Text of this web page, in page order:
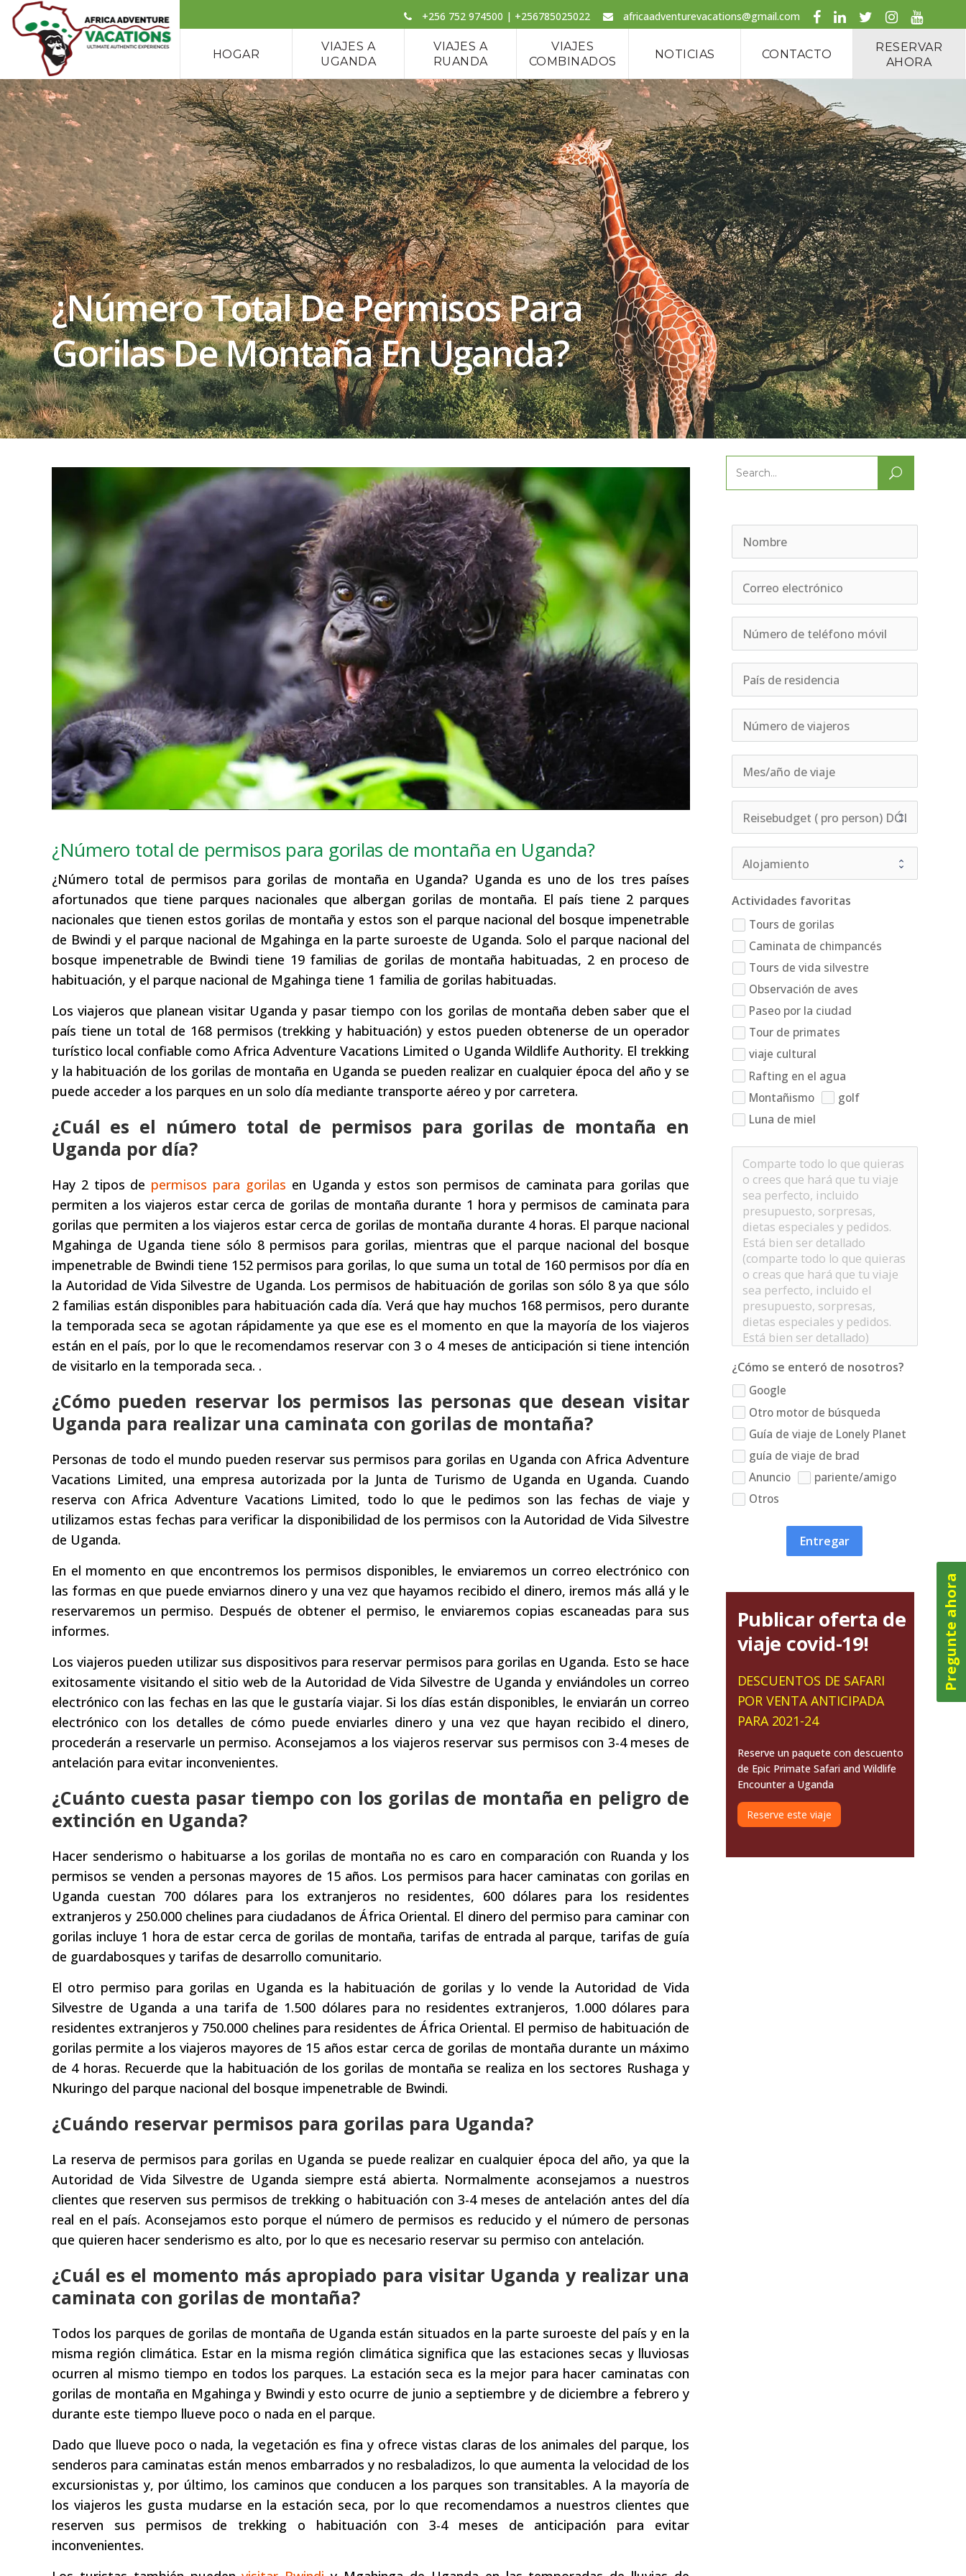
+256 752 974500 | +256785025022 africaadventurevacations@gmail.com
HOGAR
VIAJES A
UGANDA
VIAJES A
RUANDA
VIAJES
COMBINADOS
NOTICIAS CONTACTO
RESERVAR
AHORA
¿Número Total De Permisos Para
Gorilas De Montaña En Uganda?
¿Número total de permisos para gorilas de montaña en Uganda?
¿Número total de permisos para gorilas de montaña en Uganda? Uganda es uno de los tres países
afortunados que tiene parques nacionales que albergan gorilas de montaña. El país tiene 2 parques
nacionales que tienen estos gorilas de montaña y estos son el parque nacional del bosque impenetrable
de Bwindi y el parque nacional de Mgahinga en la parte suroeste de Uganda. Solo el parque nacional del
bosque impenetrable de Bwindi tiene 19 familias de gorilas de montaña habituadas, 2 en proceso de
habituación, y el parque nacional de Mgahinga tiene 1 familia de gorilas habituadas.
Los viajeros que planean visitar Uganda y pasar tiempo con los gorilas de montaña deben saber que el
país tiene un total de 168 permisos (trekking y habituación) y estos pueden obtenerse de un operador
turístico local confiable como Africa Adventure Vacations Limited o Uganda Wildlife Authority. El trekking
y la habituación de los gorilas de montaña en Uganda se pueden realizar en cualquier época del año y se
puede acceder a los parques en un solo día mediante transporte aéreo y por carretera.
¿Cuál es el número total de permisos para gorilas de montaña en
Uganda por día?
Hay 2 tipos de permisos para gorilas en Uganda y estos son permisos de caminata para gorilas que
permiten a los viajeros estar cerca de gorilas de montaña durante 1 hora y permisos de caminata para
gorilas que permiten a los viajeros estar cerca de gorilas de montaña durante 4 horas. El parque nacional
Mgahinga de Uganda tiene sólo 8 permisos para gorilas, mientras que el parque nacional del bosque
impenetrable de Bwindi tiene 152 permisos para gorilas, lo que suma un total de 160 permisos por día en
la Autoridad de Vida Silvestre de Uganda. Los permisos de habituación de gorilas son sólo 8 ya que sólo
2 familias están disponibles para habituación cada día. Verá que hay muchos 168 permisos, pero durante
la temporada seca se agotan rápidamente ya que ese es el momento en que la mayoría de los viajeros
están en el país, por lo que le recomendamos reservar con 3 o 4 meses de anticipación si tiene intención
de visitarlo en la temporada seca. .
¿Cómo pueden reservar los permisos las personas que desean visitar
Uganda para realizar una caminata con gorilas de montaña?
Personas de todo el mundo pueden reservar sus permisos para gorilas en Uganda con Africa Adventure
Vacations Limited, una empresa autorizada por la Junta de Turismo de Uganda en Uganda. Cuando
reserva con Africa Adventure Vacations Limited, todo lo que le pedimos son las fechas de viaje y
utilizamos estas fechas para verificar la disponibilidad de los permisos con la Autoridad de Vida Silvestre
de Uganda.
En el momento en que encontremos los permisos disponibles, le enviaremos un correo electrónico con
las formas en que puede enviarnos dinero y una vez que hayamos recibido el dinero, iremos más allá y le
reservaremos un permiso. Después de obtener el permiso, le enviaremos copias escaneadas para sus
informes.
Los viajeros pueden utilizar sus dispositivos para reservar permisos para gorilas en Uganda. Esto se hace
exitosamente visitando el sitio web de la Autoridad de Vida Silvestre de Uganda y enviándoles un correo
electrónico con las fechas en las que le gustaría viajar. Si los días están disponibles, le enviarán un correo
electrónico con los detalles de cómo puede enviarles dinero y una vez que hayan recibido el dinero,
procederán a reservarle un permiso. Aconsejamos a los viajeros reservar sus permisos con 3-4 meses de
antelación para evitar inconvenientes.
¿Cuánto cuesta pasar tiempo con los gorilas de montaña en peligro de
extinción en Uganda?
Hacer senderismo o habituarse a los gorilas de montaña no es caro en comparación con Ruanda y los
permisos se venden a personas mayores de 15 años. Los permisos para hacer caminatas con gorilas en
Uganda cuestan 700 dólares para los extranjeros no residentes, 600 dólares para los residentes
extranjeros y 250.000 chelines para ciudadanos de África Oriental. El dinero del permiso para caminar con
gorilas incluye 1 hora de estar cerca de gorilas de montaña, tarifas de entrada al parque, tarifas de guía
de guardabosques y tarifas de desarrollo comunitario.
El otro permiso para gorilas en Uganda es la habituación de gorilas y lo vende la Autoridad de Vida
Silvestre de Uganda a una tarifa de 1.500 dólares para no residentes extranjeros, 1.000 dólares para
residentes extranjeros y 750.000 chelines para residentes de África Oriental. El permiso de habituación de
gorilas permite a los viajeros mayores de 15 años estar cerca de gorilas de montaña durante un máximo
de 4 horas. Recuerde que la habituación de los gorilas de montaña se realiza en los sectores Rushaga y
Nkuringo del parque nacional del bosque impenetrable de Bwindi.
¿Cuándo reservar permisos para gorilas para Uganda?
La reserva de permisos para gorilas en Uganda se puede realizar en cualquier época del año, ya que la
Autoridad de Vida Silvestre de Uganda siempre está abierta. Normalmente aconsejamos a nuestros
clientes que reserven sus permisos de trekking o habituación con 3-4 meses de antelación antes del día
real en el país. Aconsejamos esto porque el número de permisos es reducido y el número de personas
que quieren hacer senderismo es alto, por lo que es necesario reservar su permiso con antelación.
¿Cuál es el momento más apropiado para visitar Uganda y realizar una
caminata con gorilas de montaña?
Todos los parques de gorilas de montaña de Uganda están situados en la parte suroeste del país y en la
misma región climática. Estar en la misma región climática significa que las estaciones secas y lluviosas
ocurren al mismo tiempo en todos los parques. La estación seca es la mejor para hacer caminatas con
gorilas de montaña en Mgahinga y Bwindi y esto ocurre de junio a septiembre y de diciembre a febrero y
durante este tiempo llueve poco o nada en el parque.
Dado que llueve poco o nada, la vegetación es fina y ofrece vistas claras de los animales del parque, los
senderos para caminatas están menos embarrados y no resbaladizos, lo que aumenta la velocidad de los
excursionistas y, por último, los caminos que conducen a los parques son transitables. A la mayoría de
los viajeros les gusta mudarse en la estación seca, por lo que recomendamos a nuestros clientes que
reserven sus permisos de trekking o habituación con 3-4 meses de anticipación para evitar
inconvenientes.
Search
Actividades favoritas
Tours de gorilas
Caminata de chimpancés
Tours de vida silvestre
Observación de aves
Paseo por la ciudad
Tour de primates
viaje cultural
Rafting en el agua
Montañismo
golf
Luna de miel
¿Cómo se enteró de nosotros?
Google
Otro motor de búsqueda
Guía de viaje de Lonely Planet
guía de viaje de brad
Anuncio
pariente/amigo
Otros
Entregar
Publicar oferta de
viaje covid-19!
DESCUENTOS DE SAFARI
POR VENTA ANTICIPADA
PARA 2021-24
Reserve un paquete con descuento
de Epic Primate Safari and Wildlife
Encounter a Uganda
Reserve este viaje
Pregunte ahora